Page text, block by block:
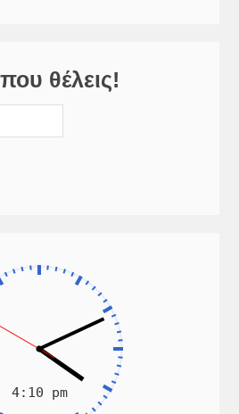
θέλεις!